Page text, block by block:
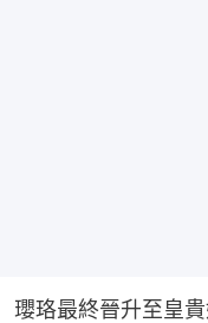
瓔珞最終晉升至皇